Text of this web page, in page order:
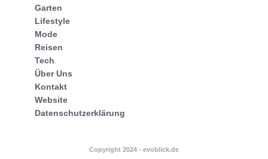
Garten
Lifestyle
Mode
Reisen
Tech
Über Uns
Kontakt
Website
Datenschutzerklärung
Copyright 2024 - evoblick.de